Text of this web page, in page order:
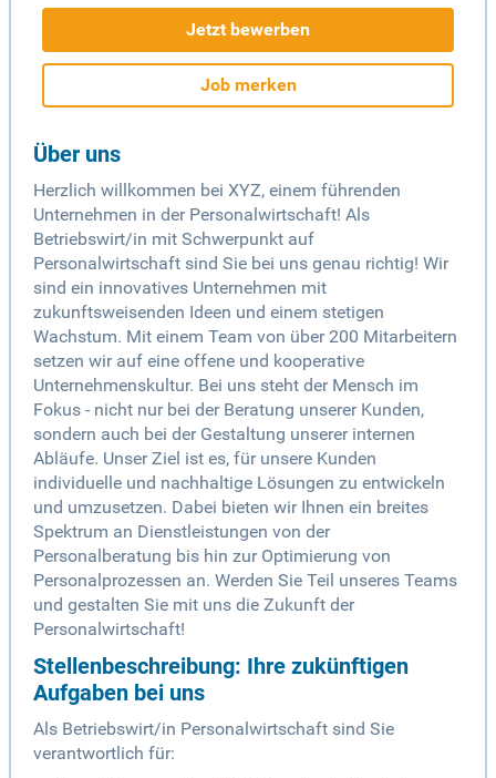
Jetzt bewerben
Job merken
Über uns
Herzlich willkommen bei XYZ, einem führenden
Unternehmen in der Personalwirtschaft! Als
Betriebswirt/in mit Schwerpunkt auf
Personalwirtschaft sind Sie bei uns genau richtig! Wir
sind ein innovatives Unternehmen mit
zukunftsweisenden Ideen und einem stetigen
Wachstum. Mit einem Team von über 200 Mitarbeitern
setzen wir auf eine offene und kooperative
Unternehmenskultur. Bei uns steht der Mensch im
Fokus - nicht nur bei der Beratung unserer Kunden,
sondern auch bei der Gestaltung unserer internen
Abläufe. Unser Ziel ist es, für unsere Kunden
individuelle und nachhaltige Lösungen zu entwickeln
und umzusetzen. Dabei bieten wir Ihnen ein breites
Spektrum an Dienstleistungen von der
Personalberatung bis hin zur Optimierung von
Personalprozessen an. Werden Sie Teil unseres Teams
und gestalten Sie mit uns die Zukunft der
Personalwirtschaft!
Stellenbeschreibung: Ihre zukünftigen
Aufgaben bei uns
Als Betriebswirt/in Personalwirtschaft sind Sie
verantwortlich für: